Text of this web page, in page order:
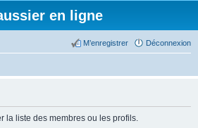
en ligne
Déconnexion
M’enregistrer
la liste des membres ou les profils.